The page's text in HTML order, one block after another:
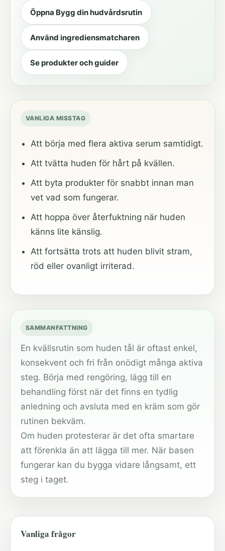
Öppna Bygg din hudvårdsrutin
Använd ingrediensmatcharen
Se produkter och guider
VANLIGA MISSTAG
Att börja med flera aktiva serum samtidigt.
Att tvätta huden för hårt på kvällen.
Att byta produkter för snabbt innan man
vet vad som fungerar.
Att hoppa över återfuktning när huden
känns lite känslig.
Att fortsätta trots att huden blivit stram,
röd eller ovanligt irriterad.
SAMMANFATTNING
En kvällsrutin som huden tål är oftast enkel,
konsekvent och fri från onödigt många aktiva
steg. Börja med rengöring, lägg till en
behandling först när det finns en tydlig
anledning och avsluta med en kräm som gör
rutinen bekväm.
Om huden protesterar är det ofta smartare
att förenkla än att lägga till mer. När basen
fungerar kan du bygga vidare långsamt, ett
steg i taget.
Vanliga frågor